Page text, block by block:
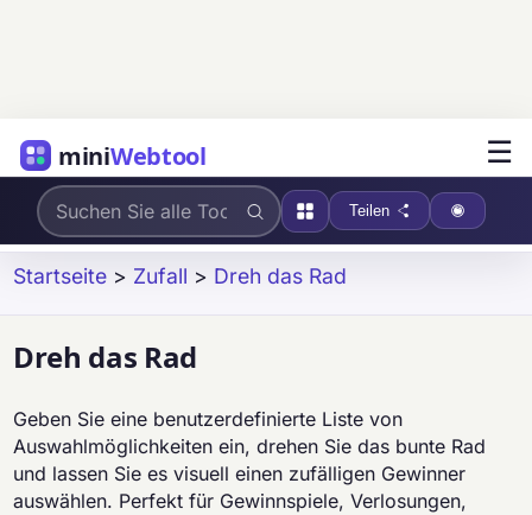
miniWebtool ☰
Teilen
Startseite > Zufall > Dreh das Rad
Dreh das Rad
Geben Sie eine benutzerdefinierte Liste von
Auswahlmöglichkeiten ein, drehen Sie das bunte Rad
und lassen Sie es visuell einen zufälligen Gewinner
auswählen. Perfekt für Gewinnspiele, Verlosungen,